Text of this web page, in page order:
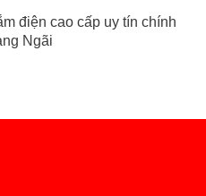
điện cao cấp uy tín chính
Ngãi